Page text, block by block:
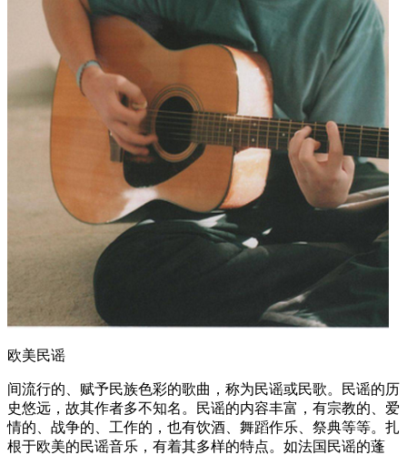
欧美民谣
间流行的、赋予民族色彩的歌曲，称为民谣或民歌。民谣的历
史悠远，故其作者多不知名。民谣的内容丰富，有宗教的、爱
情的、战争的、工作的，也有饮酒、舞蹈作乐、祭典等等。扎
根于欧美的民谣音乐，有着其多样的特点。如法国民谣的蓬